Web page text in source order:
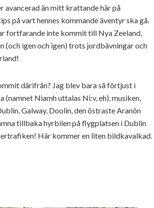
avancerad än mitt krattande här på
på vart hennes kommande äventyr ska gå.
fortfarande inte kommit till Nya Zeeland,
(och igen och igen) trots jordbävningar och
därifrån? Jag blev bara så förtjust i
Niamh uttalas Ni:v, eh), musiken,
Galway, Doolin, den östraste Aranön
tillbaka hyrbilen på flygplatsen i Dublin
Här kommer en liten bildkavalkad.